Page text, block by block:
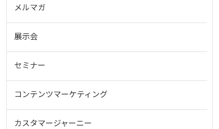
メルマガ
展示会
セミナー
コンテンツマーケティング
カスタマージャーニー